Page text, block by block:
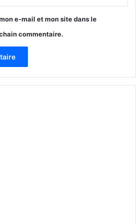
e-mail et mon site dans le
commentaire.